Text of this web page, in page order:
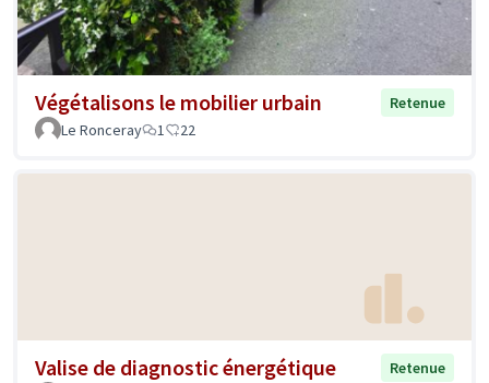
Végétalisons le mobilier urbain
Retenue
Le Ronceray
1 22
Valise de diagnostic énergétique
Retenue